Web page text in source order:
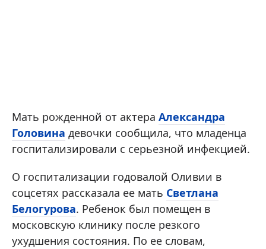
Мать рожденной от актера Александра
Головина девочки сообщила, что младенца
госпитализировали с серьезной инфекцией.
О госпитализации годовалой Оливии в
соцсетях рассказала ее мать Светлана
Белогурова. Ребенок был помещен в
московскую клинику после резкого
ухудшения состояния. По ее словам,